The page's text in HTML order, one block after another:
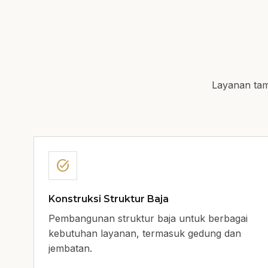
Layanan
task_alt
Konstruksi Struktur Baja
Pembangunan struktur baja untuk berbagai
kebutuhan layanan, termasuk gedung dan
jembatan.